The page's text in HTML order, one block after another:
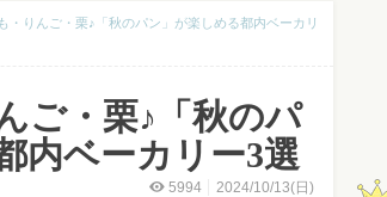
・りんご・栗♪「秋のパン」が楽しめる都内ベーカリ
ご・栗♪「秋のパ
内ベーカリー3選
5994 2024/10/13(日)